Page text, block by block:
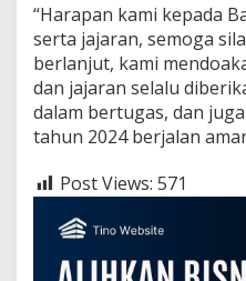
“Harapan kami kepada
serta jajaran, semoga
berlanjut, kami
dan jajaran selalu
dalam bertugas, dan
tahun 2024 berjalan
Post Views: 571